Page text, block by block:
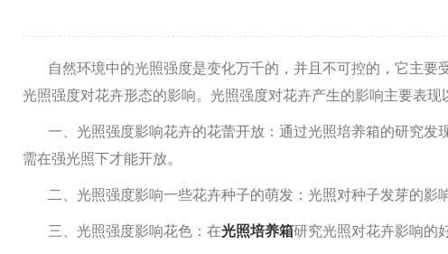
自然环境中的光照强度是变化万千的，并且不可控的，它主
光照强度对花卉形态的影响。光照强度对花卉产生的影响主要表现
一、光照强度影响花卉的花蕾开放：通过光照培养箱的研究
需在强光照下才能开放。
二、光照强度影响一些花卉种子的萌发：光照对种子发芽的影
三、光照强度影响花色：在光照培养箱研究光照对花卉影响的